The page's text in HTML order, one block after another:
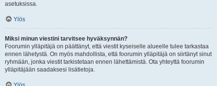
asetuksissa.
Ylös
Miksi minun viestini tarvitsee hyväksynnän?
Foorumin ylläpitäjä on päättänyt, että viestit kyseiselle alueelle tulee tarkastaa
ennen lähetystä. On myös mahdollista, että foorumin ylläpitäjä on siirtänyt sinut
ryhmään, jonka viestit tarkistetaan ennen lähettämistä. Ota yhteyttä foorumin
ylläpitäjään saadaksesi lisätietoja.